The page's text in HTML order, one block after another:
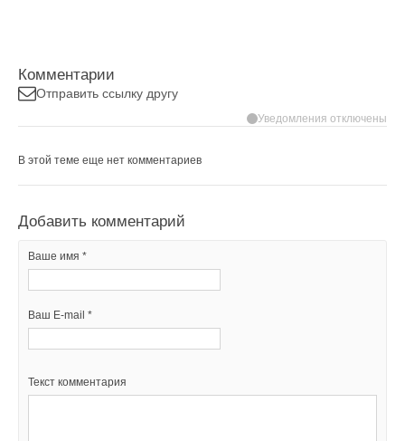
Комментарии
Отправить ссылку другу
Уведомления отключены
В этой теме еще нет комментариев
Добавить комментарий
Ваше имя *
Ваш E-mail *
Текст комментария